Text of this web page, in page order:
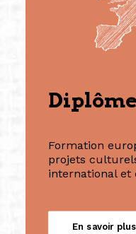
Formation
projets
international et
En savoir plus